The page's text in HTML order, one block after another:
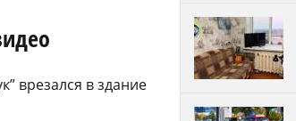
врезался в здание